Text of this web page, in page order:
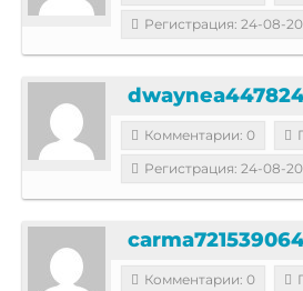
Регистрация: 24-08-
Комментарии: 0
Регистрация: 24-08-
Комментарии: 0